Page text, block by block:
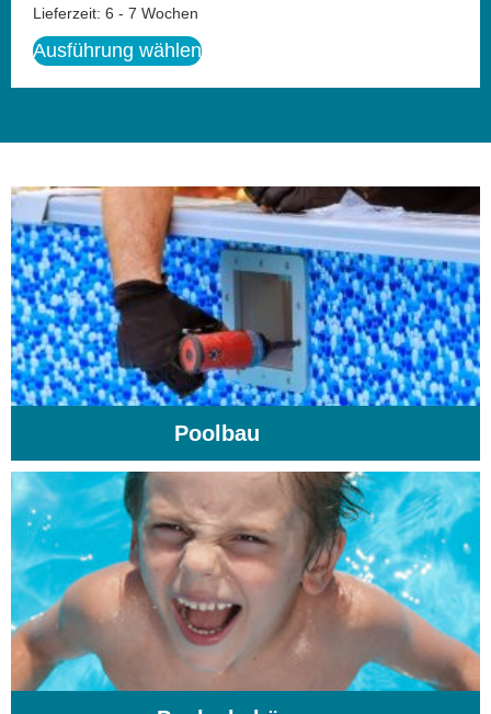
Lieferzeit: 6 - 7 Wochen
Ausführung wählen
Poolbau